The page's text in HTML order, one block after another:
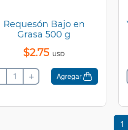
Requesón Bajo en
Grasa 500 g
$2.75 USD
+ Agregar
1